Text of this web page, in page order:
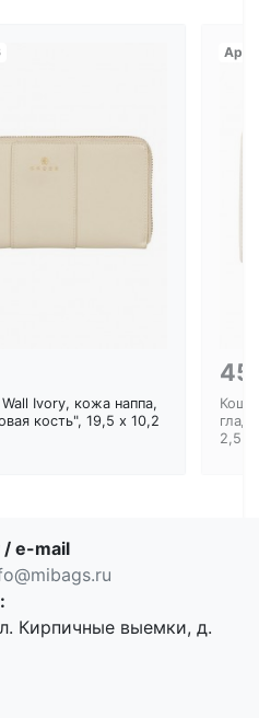
Ivory, кожа наппа,
кость", 19,5 x 10,2
Арт.
2,5
/ e-mail
Кирпичные выемки, д.